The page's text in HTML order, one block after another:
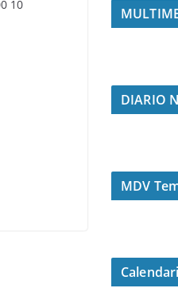
10
DIARIO
MDV